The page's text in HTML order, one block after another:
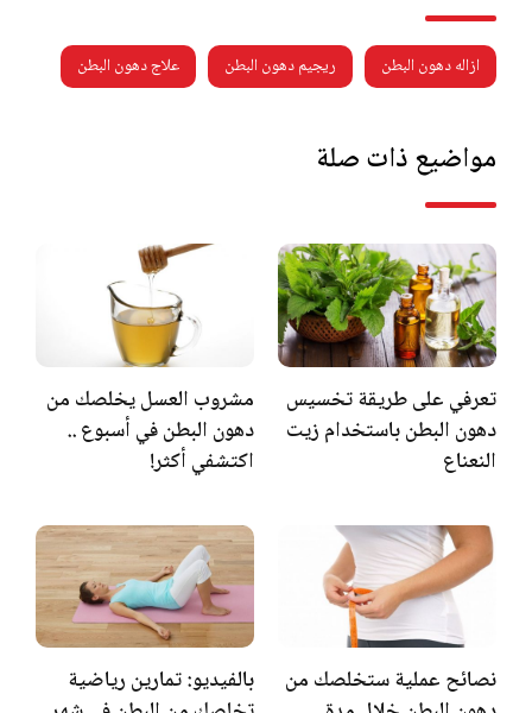
ازاله دهون البطن ريجيم دهون البطن علاج دهون البطن
مواضيع ذات صلة
تعرفي على طريقة تخسيس
دهون البطن باستخدام زيت
النعناع
مشروب العسل يخلصك من
دهون البطن في أسبوع ..
اكتشفي أكثر!
نصائح عملية ستخلصك من
بالفيديو: تمارين رياضية